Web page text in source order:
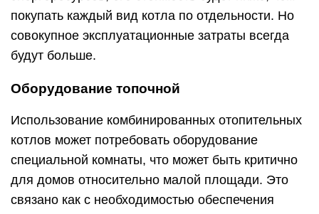
покупать каждый вид котла по отдельности. Но
совокупное эксплуатационные затраты всегда
будут больше.
Оборудование топочной
Использование комбинированных отопительных
котлов может потребовать оборудование
специальной комнаты, что может быть критично
для домов относительно малой площади. Это
связано как с необходимостью обеспечения